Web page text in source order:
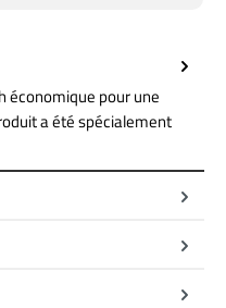
économique pour une
a été spécialement